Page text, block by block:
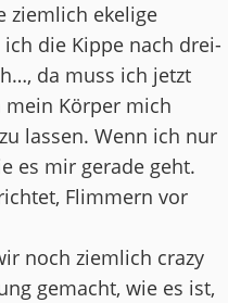
ziemlich ekelige
die Kippe nach drei-
da muss ich jetzt
Körper mich
lassen. Wenn ich nur
es mir gerade geht.
Flimmern vor
noch ziemlich crazy
gemacht, wie es ist,